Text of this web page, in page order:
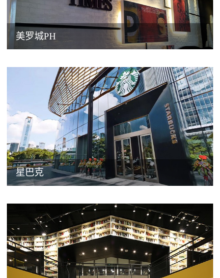
美罗城PH
星巴克